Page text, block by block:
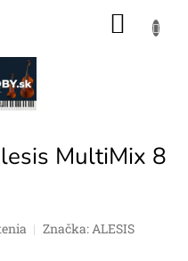
MultiMix 8
Značka:ALESIS